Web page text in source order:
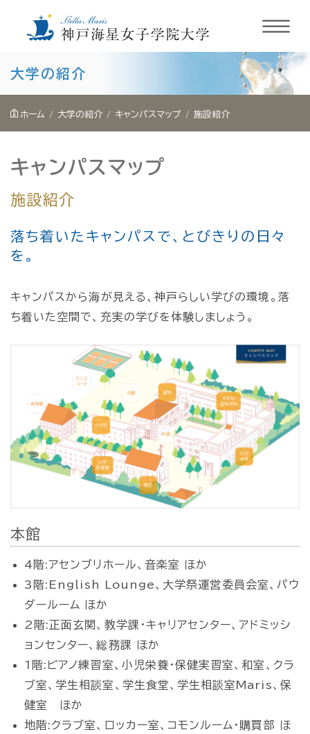
容
大学の紹介
ホーム 大学の紹介 キャンパスマップ 施設紹介
キャンパスマップ
施設紹介
落ち着いたキャンパスで、とびきりの日々
を。
キャンパスから海が見える、神戸らしい学びの環境。落
ち着いた空間で、充実の学びを体験しましょう。
本館
4階:アセンブリホール、音楽室 ほか
3階:English Lounge、大学祭運営委員会室、パウ
ダールーム ほか
2階:正面玄関、教学課・キャリアセンター、アドミッシ
ョンセンター、総務課 ほか
1階:ピアノ練習室、小児栄養・保健実習室、和室、クラ
ブ室、学生相談室、学生食堂、学生相談室Maris、保
健室 ほか
地階:クラブ室、ロッカー室、コモンルーム・購買部 ほ